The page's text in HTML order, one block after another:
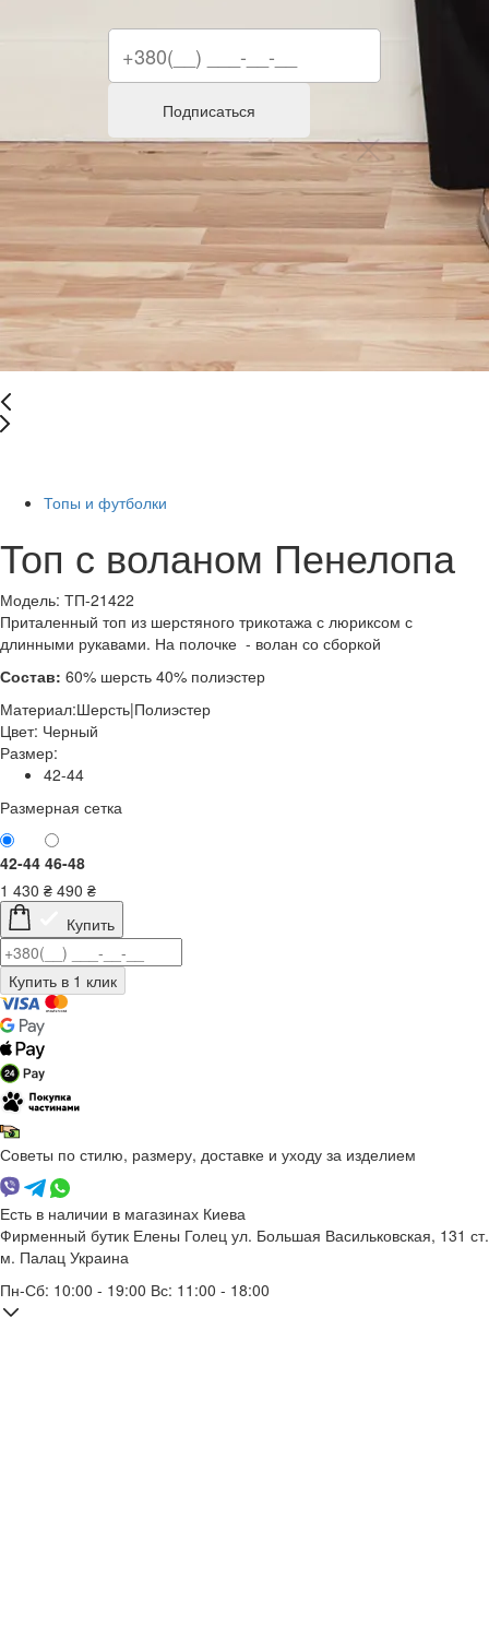
Топы и футболки
Топ с воланом Пенелопа
Модель: ТП-21422
Приталенный топ из шерстяного трикотажа с люриксом с
длинными рукавами. На полочке - волан со сборкой
Состав: 60% шерсть 40% полиэстер
Материал:Шерсть|Полиэстер
Цвет: Черный
Размер:
42-44
Размерная сетка
42-44 46-48
1 430 ₴ 490 ₴
Купить
Советы по стилю, размеру, доставке и уходу за изделием
Есть в наличии в магазинах Киева
Фирменный бутик Елены Голец ул. Большая Васильковская, 131 ст.
м. Палац Украина
Пн-Сб: 10:00 - 19:00 Вс: 11:00 - 18:00
Подписаться